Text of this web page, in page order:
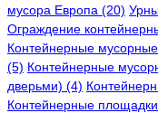
мусора Европа (20)
Ограждение
Контейнерные
(5) Контейнерные
дверьми) (4)
Контейнерные